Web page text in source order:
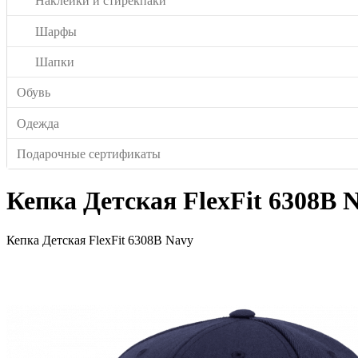
Шарфы
Шапки
Обувь
Одежда
Подарочные сертификаты
Кепка Детская FlexFit 6308B
Кепка Детская FlexFit 6308B Navy